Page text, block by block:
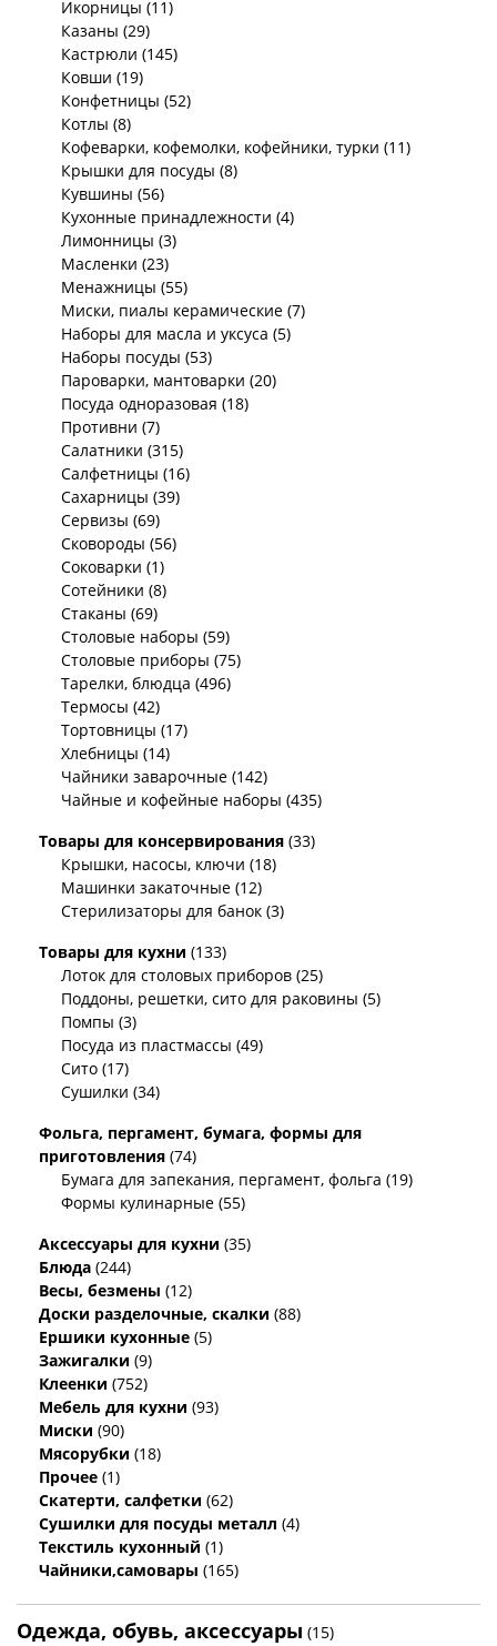
Икорницы (11)
Казаны (29)
Кастрюли (145)
Ковши (19)
Конфетницы (52)
Котлы (8)
Кофеварки, кофемолки, кофейники, турки (11)
Крышки для посуды (8)
Кувшины (56)
Кухонные принадлежности (4)
Лимонницы (3)
Масленки (23)
Менажницы (55)
Миски, пиалы керамические (7)
Наборы для масла и уксуса (5)
Наборы посуды (53)
Пароварки, мантоварки (20)
Посуда одноразовая (18)
Противни (7)
Салатники (315)
Салфетницы (16)
Сахарницы (39)
Сервизы (69)
Сковороды (56)
Соковарки (1)
Сотейники (8)
Стаканы (69)
Столовые наборы (59)
Столовые приборы (75)
Тарелки, блюдца (496)
Термосы (42)
Тортовницы (17)
Хлебницы (14)
Чайники заварочные (142)
Чайные и кофейные наборы (435)
Товары для консервирования (33)
Крышки, насосы, ключи (18)
Машинки закаточные (12)
Стерилизаторы для банок (3)
Товары для кухни (133)
Лоток для столовых приборов (25)
Поддоны, решетки, сито для раковины (5)
Помпы (3)
Посуда из пластмассы (49)
Сито (17)
Сушилки (34)
Фольга, пергамент, бумага, формы для
приготовления (74)
Бумага для запекания, пергамент, фольга (19)
Формы кулинарные (55)
Аксессуары для кухни (35)
Блюда (244)
Весы, безмены (12)
Доски разделочные, скалки (88)
Ершики кухонные (5)
Зажигалки (9)
Клеенки (752)
Мебель для кухни (93)
Миски (90)
Мясорубки (18)
Прочее (1)
Скатерти, салфетки (62)
Сушилки для посуды металл (4)
Текстиль кухонный (1)
Чайники,самовары (165)
Одежда, обувь, аксессуары (15)